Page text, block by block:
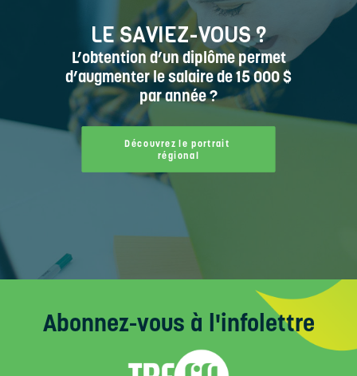
LE SAVIEZ-VOUS ?
L’obtention d’un diplôme permet
d’augmenter le salaire de 15 000 $
par année ?
Découvrez le portrait
régional
Abonnez-vous à l'infolettre